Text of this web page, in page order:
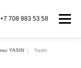
+7 708 983 53 58 Меню
ТОВАРОВ
YASIN
Yasin